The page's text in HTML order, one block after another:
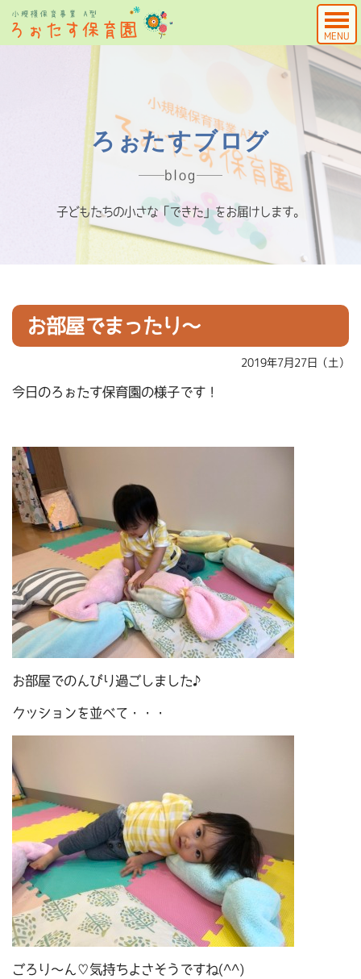
MENU
ろぉたすブログ
blog
子どもたちの小さな「できた」をお届けします。
お部屋でまったり～
2019年7月27日（土）
今日のろぉたす保育園の様子です！
お部屋でのんびり過ごしました♪
クッションを並べて・・・
ごろり～ん♡気持ちよさそうですね(^^)